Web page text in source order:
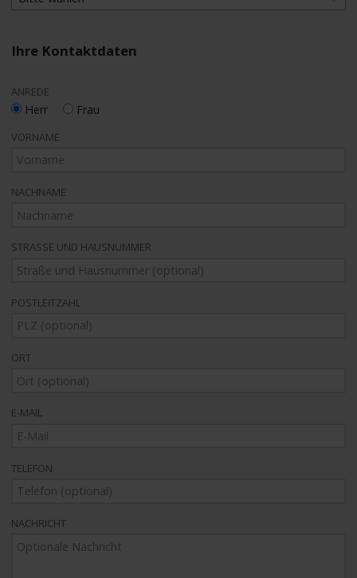
Ihre Kontaktdaten
ANREDE
Herr Frau
VORNAME
NACHNAME
STRASSE UND HAUSNUMMER
POSTLEITZAHL
ORT
E-MAIL
TELEFON
NACHRICHT